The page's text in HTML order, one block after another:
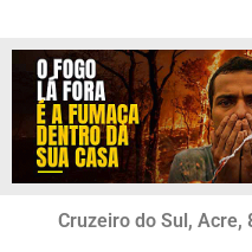
Cruzeiro do Sul, Acre,